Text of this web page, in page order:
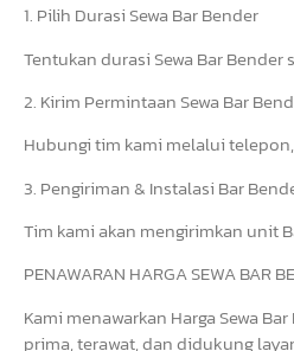
1. Pilih Durasi Sewa Bar Bender
Tentukan durasi Sewa Bar
2. Kirim Permintaan Sewa Bar
Hubungi tim kami melalui
3. Pengiriman & Instalasi Bar
Tim kami akan mengirimkan unit
PENAWARAN HARGA SEWA BAR
Kami menawarkan Harga Sewa
prima, terawat, dan didukung